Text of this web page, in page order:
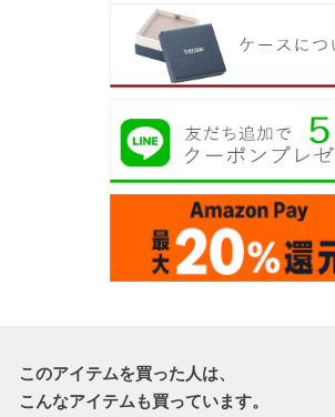
このアイテムを買った人は、
こんなアイテムも買っています。